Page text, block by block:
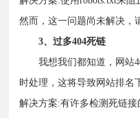
然而，这一问题尚未解决，
3、过多404死链
我想我们都知道，网站
时处理，这将导致网站排名
解决方案:有许多检测死链接